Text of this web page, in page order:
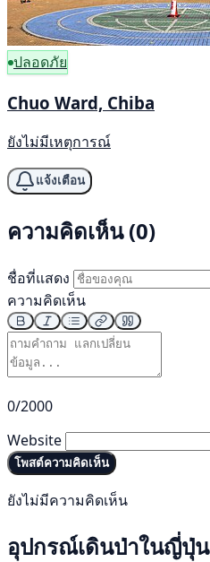
ปลอดภัย
Chuo Ward, Chiba
ยังไม่มีเหตุการณ์
แจ้งเตือน
ความคิดเห็น (0)
ชื่อที่แสดง
ความคิดเห็น
0/2000
Website
โพสต์ความคิดเห็น
ยังไม่มีความคิดเห็น
อุปกรณ์เดินป่าในญี่ปุ่น